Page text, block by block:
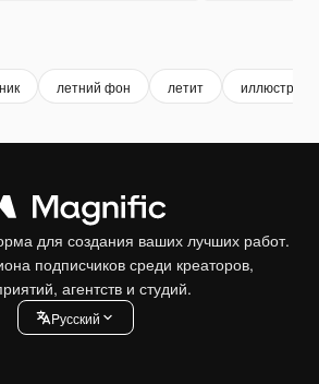
летний фон летит
для создания ваших лучших работ.
подписчиков среди креаторов,
агентств и студий.
Pусский